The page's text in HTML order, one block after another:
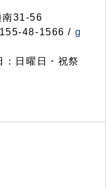
31-56
48-1566 / g
日曜日・祝祭